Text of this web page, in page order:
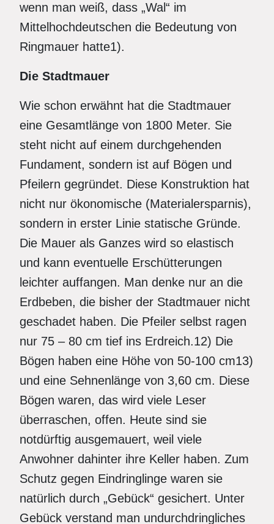
wenn man weiß, dass „Wal“ im
Mittelhochdeutschen die Bedeutung von
Ringmauer hatte1).
Die Stadtmauer
Wie schon erwähnt hat die Stadtmauer
eine Gesamtlänge von 1800 Meter. Sie
steht nicht auf einem durchgehenden
Fundament, sondern ist auf Bögen und
Pfeilern gegründet. Diese Konstruktion hat
nicht nur ökonomische (Materialersparnis),
sondern in erster Linie statische Gründe.
Die Mauer als Ganzes wird so elastisch
und kann eventuelle Erschütterungen
leichter auffangen. Man denke nur an die
Erdbeben, die bisher der Stadtmauer nicht
geschadet haben. Die Pfeiler selbst ragen
nur 75 – 80 cm tief ins Erdreich.12) Die
Bögen haben eine Höhe von 50-100 cm13)
und eine Sehnenlänge von 3,60 cm. Diese
Bögen waren, das wird viele Leser
überraschen, offen. Heute sind sie
notdürftig ausgemauert, weil viele
Anwohner dahinter ihre Keller haben. Zum
Schutz gegen Eindringlinge waren sie
natürlich durch „Gebück“ gesichert. Unter
Gebück verstand man undurchdringliches